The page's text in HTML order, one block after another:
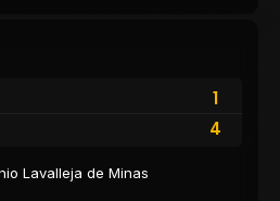
1
4
Lavalleja de Minas